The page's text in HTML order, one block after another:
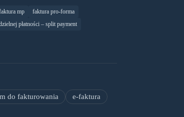
mp
faktura pro-forma
płatności – split payment
do fakturowania
e-faktura